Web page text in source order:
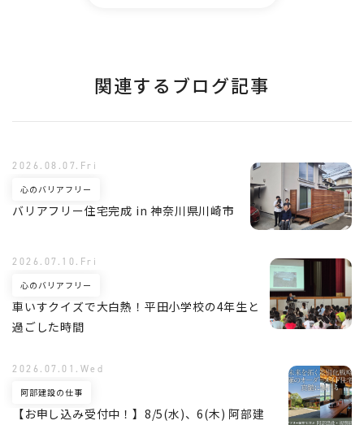
関連するブログ記事
バリアフリー住宅完成 in 神奈川県川崎市
心のバリアフリー
2026.08.07.Fri
車いすクイズで大白熱！平田小学校の4年生と
過ごした時間
心のバリアフリー
2026.07.10.Fri
【お申し込み受付中！】8/5(水)、6(木) 阿部建
阿部建設の仕事
2026.07.01.Wed